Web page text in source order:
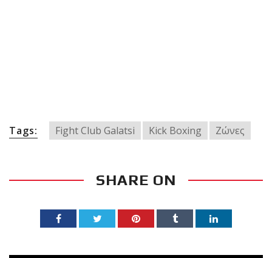
Tags: Fight Club Galatsi Kick Boxing Ζώνες
SHARE ON